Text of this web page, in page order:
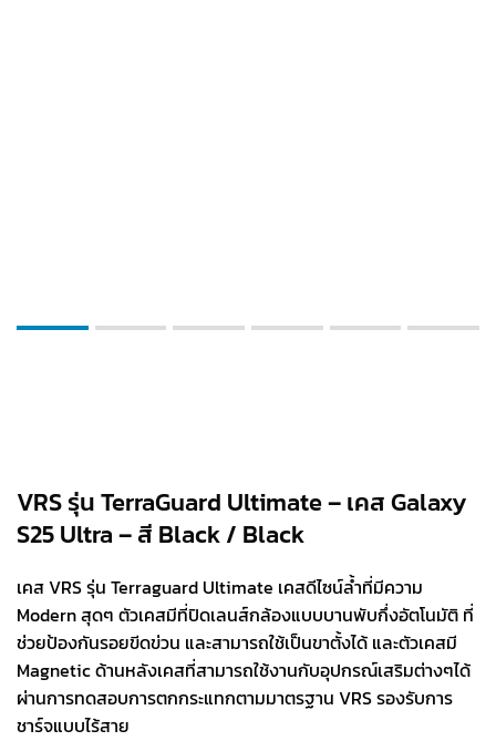
VRS รุ่น TerraGuard Ultimate – เคส Galaxy
S25 Ultra – สี Black / Black
เคส VRS รุ่น Terraguard Ultimate เคสดีไซน์ล้ำที่มีความ
Modern สุดๆ ตัวเคสมีที่ปิดเลนส์กล้องแบบบานพับกึ่งอัตโนมัติ ที่
ช่วยป้องกันรอยขีดข่วน และสามารถใช้เป็นขาตั้งได้ และตัวเคสมี
Magnetic ด้านหลังเคสที่สามารถใช้งานกับอุปกรณ์เสริมต่างๆได้
ผ่านการทดสอบการตกกระแทกตามมาตรฐาน VRS รองรับการ
ชาร์จแบบไร้สาย